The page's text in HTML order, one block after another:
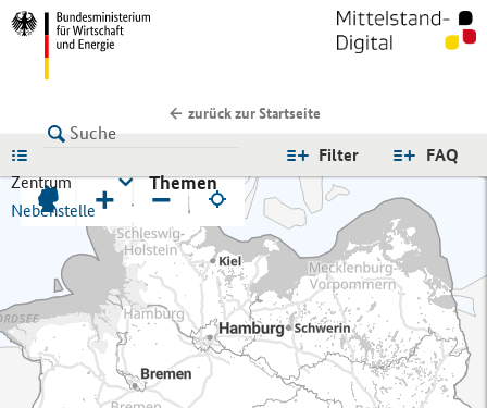
zurück zur Startseite
FAQ
Filter
Zentrum
Nebenstelle
Themen
+ −